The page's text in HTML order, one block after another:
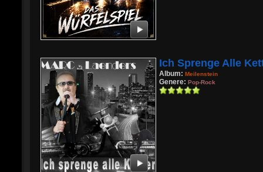
Ich Sprenge Alle
Album: Meilenstein
Genere: Pop-Rock